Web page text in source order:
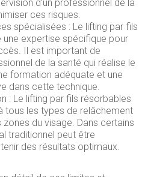
d’un professionnel de la
ces risques.
spécialisées : Le lifting par fils
expertise spécifique pour
Il est important de
de la santé qui réalise le
formation adéquate et une
dans cette technique.
: Le lifting par fils résorbables
tous les types de relâchement
du visage. Dans certains
traditionnel peut être
des résultats optimaux.